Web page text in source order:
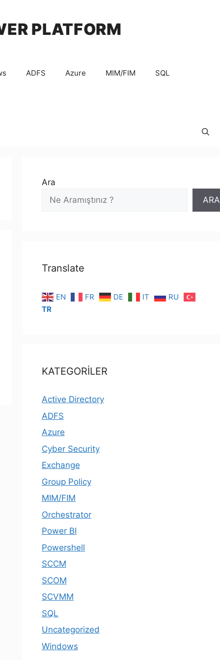
PLATFORM
ADFS Azure MIM/FIM SQL
Ara
ARA
Translate
EN FR DE IT
RU
TR
KATEGORİLER
Active Directory
ADFS
Azure
Cyber Security
Exchange
Group Policy
MIM/FIM
Orchestrator
Power BI
Powershell
SCCM
SCOM
SCVMM
SQL
Uncategorized
Windows